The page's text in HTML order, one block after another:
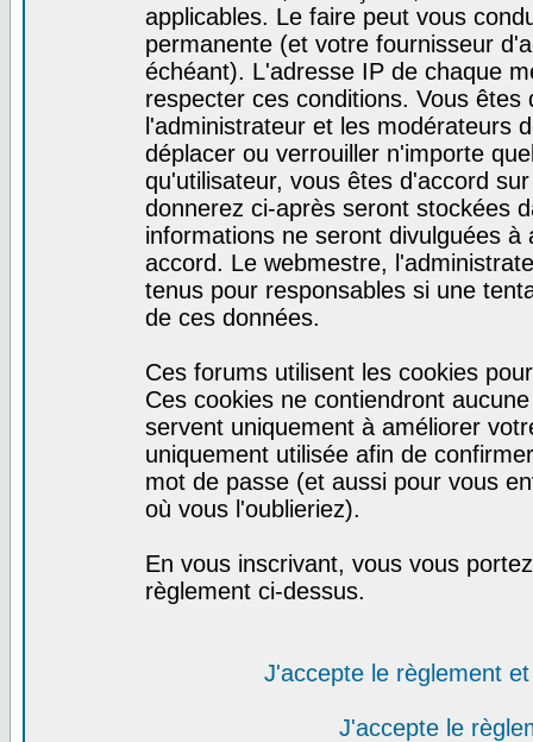
applicables. Le faire peut vous
permanente (et votre fournisseur
échéant). L'adresse IP de chaque
respecter ces conditions. Vous
l'administrateur et les modérateurs
déplacer ou verrouiller n'importe
qu'utilisateur, vous êtes d'accord
donnerez ci-après seront stockées
informations ne seront divulguées
accord. Le webmestre,
tenus pour responsables si une
de ces données.
Ces forums utilisent les cookies
Ces cookies ne contiendront
servent uniquement à améliorer
uniquement utilisée afin de
mot de passe (et aussi pour vous
où vous l'oublieriez).
En vous inscrivant, vous vous
règlement ci-dessus.
J'accepte le règlement
J'accepte le